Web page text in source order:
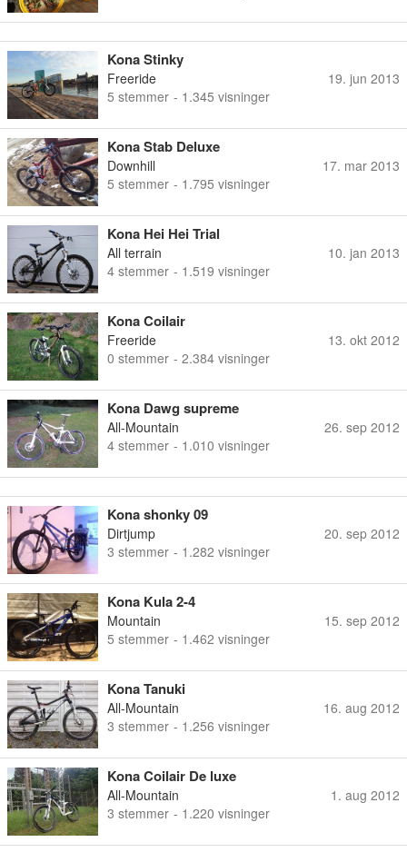
Kona Stinky
Freeride
5 stemmer - 1.345 visninger
19. jun 2013
Kona Stab Deluxe
Downhill
5 stemmer - 1.795 visninger
17. mar 2013
Kona Hei Hei Trial
All terrain
4 stemmer - 1.519 visninger
10. jan 2013
Kona Coilair
Freeride
0 stemmer - 2.384 visninger
13. okt 2012
Kona Dawg supreme
All-Mountain
4 stemmer - 1.010 visninger
26. sep 2012
Kona shonky 09
Dirtjump
3 stemmer - 1.282 visninger
20. sep 2012
Kona Kula 2-4
Mountain
5 stemmer - 1.462 visninger
15. sep 2012
Kona Tanuki
All-Mountain
3 stemmer - 1.256 visninger
16. aug 2012
Kona Coilair De luxe
All-Mountain
3 stemmer - 1.220 visninger
1. aug 2012